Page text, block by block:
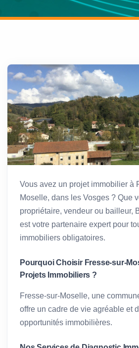
Vous avez un projet immobilier à
Moselle, dans les Vosges ? Que
propriétaire, vendeur ou bailleur,
est votre partenaire expert pour
immobiliers obligatoires.
Pourquoi Choisir Fresse-sur-
Projets Immobiliers ?
Fresse-sur-Moselle, une
offre un cadre de vie agréable et
opportunités immobilières.